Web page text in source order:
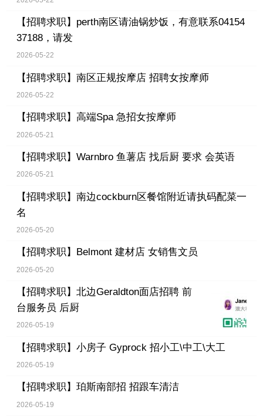
【招聘求职】 perth南区请油锅炒饭，有意联系04154
37188，请发
2026-05-22
【招聘求职】 南区正规按摩店 招聘女按摩师
2026-05-22
【招聘求职】 高端Spa 急招女按摩师
2026-05-21
【招聘求职】 Warnbro 鱼薯店 找后厨 要求 会英语
2026-05-21
【招聘求职】 南边cockburn区餐馆附近请执码配菜一
名
2026-05-20
【招聘求职】 Belmont 建材店 女销售文员
2026-05-20
【招聘求职】 北边Geraldton面店招聘 前
台服务员 后厨
2026-05-19
【招聘求职】 小房子 Gyprock 招小工\中工\大工
2026-05-19
【招聘求职】 珀斯南部招 招跟车清洁
2026-05-19